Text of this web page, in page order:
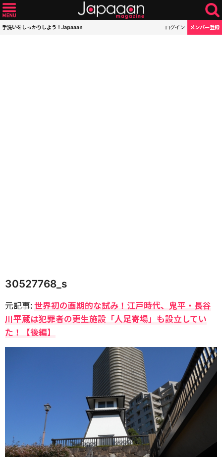
手洗いをしっかりしよう！Japaaan ログイン メンバー登録
30527768_s
元記事:世界初の画期的な試み！江戸時代、鬼平・長谷
川平蔵は犯罪者の更生施設「人足寄場」も設立してい
た！【後編】